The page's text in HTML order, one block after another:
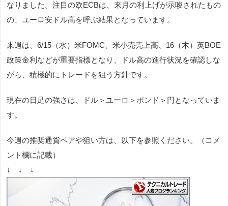
なりました。注目の欧ECBは、来月の利上げが示唆されたもの
の、ユーロ安ドル高を呼ぶ結果となっています。
来週は、6/15（水）米FOMC、米小売売上高、16（木）英BOE
政策金利などが重要指標となり、ドル高の進行状況を確認しな
がら、積極的にトレードを狙う方針です。
現在の日足の強さは、ドル＞ユーロ＞ポンド＞円となっていま
す。
今週の推奨通貨ペアや狙い方は、以下を参照ください。（コメ
ント欄に記載）
↓ ↓ ↓